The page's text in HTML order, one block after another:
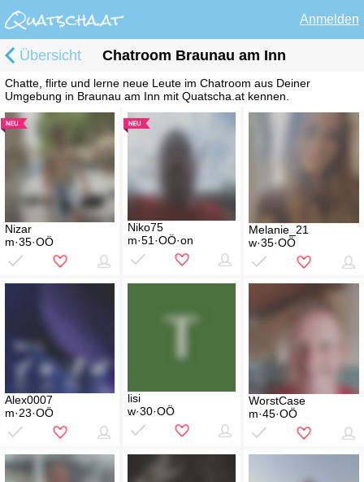
Anmelden
Übersicht Chatroom Braunau am Inn
Chatte, flirte und lerne neue Leute im Chatroom aus Deiner
Umgebung in Braunau am Inn mit Quatscha.at kennen.
Nizar
m·35·OÖ
Niko75
m·51·OÖ·on
Melanie_21
w·35·OÖ
Alex0007
m·23·OÖ
lisi
w·30·OÖ
WorstCase
m·45·OÖ